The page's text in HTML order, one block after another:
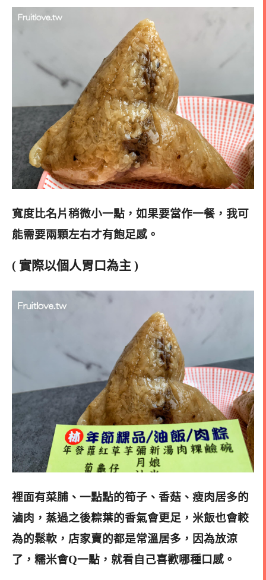
寬度比名片稍微小一點，如果要當作一餐，我可
能需要兩顆左右才有飽足感。
( 實際以個人胃口為主 )
裡面有菜脯、一點點的筍子、香菇、瘦肉居多的
滷肉，蒸過之後粽葉的香氣會更足，米飯也會較
為的鬆軟，店家賣的都是常溫居多，因為放涼
了，糯米會Q一點，就看自己喜歡哪種口感。